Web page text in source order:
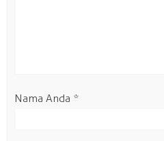
Nama Anda *